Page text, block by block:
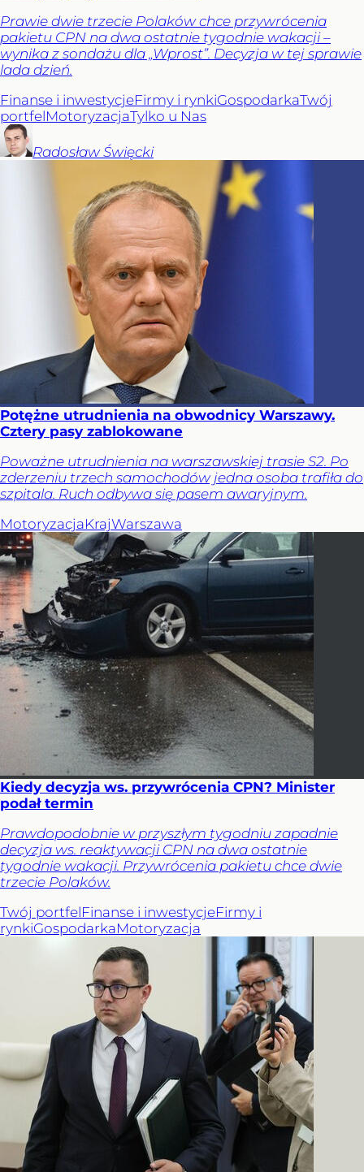
Prawie dwie trzecie Polaków chce przywrócenia
pakietu CPN na dwa ostatnie tygodnie wakacji –
wynika z sondażu dla „Wprost”. Decyzja w tej sprawie
lada dzień.
Finanse i inwestycjeFirmy i rynkiGospodarkaTwój
portfelMotoryzacjaTylko u Nas
Radosław Święcki
Potężne utrudnienia na obwodnicy Warszawy.
Cztery pasy zablokowane
Poważne utrudnienia na warszawskiej trasie S2. Po
zderzeniu trzech samochodów jedna osoba trafiła do
szpitala. Ruch odbywa się pasem awaryjnym.
MotoryzacjaKrajWarszawa
Kiedy decyzja ws. przywrócenia CPN? Minister
podał termin
Prawdopodobnie w przyszłym tygodniu zapadnie
decyzja ws. reaktywacji CPN na dwa ostatnie
tygodnie wakacji. Przywrócenia pakietu chce dwie
trzecie Polaków.
Twój portfelFinanse i inwestycjeFirmy i
rynkiGospodarkaMotoryzacja